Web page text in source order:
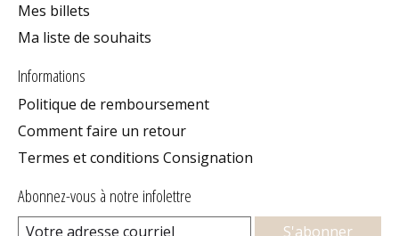
Mes billets
Ma liste de souhaits
Informations
Politique de remboursement
Comment faire un retour
Termes et conditions Consignation
Abonnez-vous à notre infolettre
S'abonner